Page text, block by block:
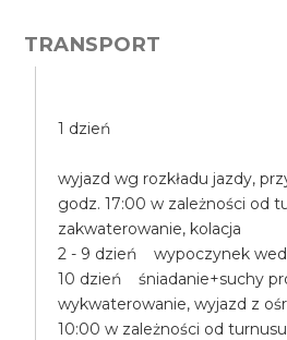
TRANSPORT
1 dzień
wyjazd wg rozkładu jazdy,
godz. 17:00 w zależności od
zakwaterowanie, kolacja
2 - 9 dzień wypoczynek
10 dzień śniadanie+suchy
wykwaterowanie, wyjazd z
10:00 w zależności od